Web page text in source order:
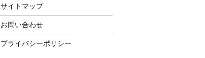
サイトマップ
お問い合わせ
プライバシーポリシー